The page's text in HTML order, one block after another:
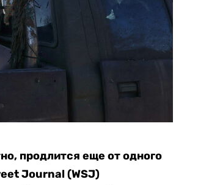
продлится еще от одного
Journal (WSJ)